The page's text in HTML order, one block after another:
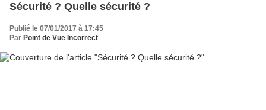
Sécurité ? Quelle sécurité ?
Publié le 07/01/2017 à 17:45
Par Point de Vue Incorrect